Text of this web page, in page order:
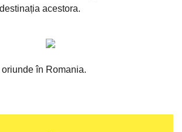
acestora.
în Romania.